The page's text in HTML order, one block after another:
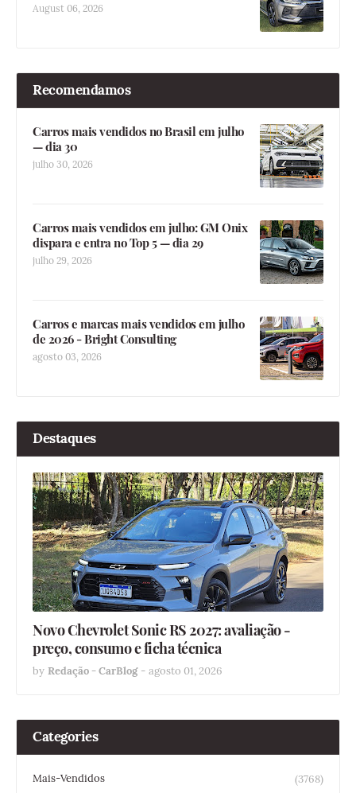
August 06, 2026
Recomendamos
Carros mais vendidos no Brasil em julho
— dia 30
julho 30, 2026
Carros mais vendidos em julho: GM Onix
dispara e entra no Top 5 — dia 29
julho 29, 2026
Carros e marcas mais vendidos em julho
de 2026 - Bright Consulting
agosto 03, 2026
Destaques
Novo Chevrolet Sonic RS 2027: avaliação -
preço, consumo e ficha técnica
by Redação - CarBlog - agosto 01, 2026
Categories
Mais-Vendidos (3768)